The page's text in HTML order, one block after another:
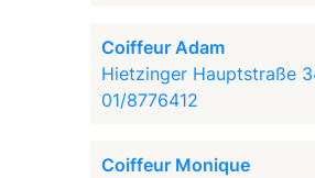
Coiffeur Adam
Hietzinger Hauptstraße
01/8776412
Coiffeur Monique